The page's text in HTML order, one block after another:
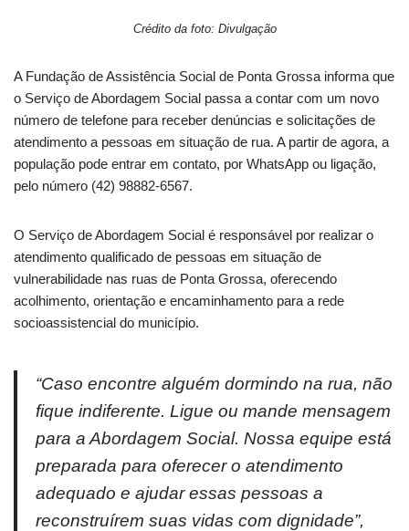
Crédito da foto: Divulgação
A Fundação de Assistência Social de Ponta Grossa informa que
o Serviço de Abordagem Social passa a contar com um novo
número de telefone para receber denúncias e solicitações de
atendimento a pessoas em situação de rua. A partir de agora, a
população pode entrar em contato, por WhatsApp ou ligação,
pelo número (42) 98882-6567.
O Serviço de Abordagem Social é responsável por realizar o
atendimento qualificado de pessoas em situação de
vulnerabilidade nas ruas de Ponta Grossa, oferecendo
acolhimento, orientação e encaminhamento para a rede
socioassistencial do município.
“Caso encontre alguém dormindo na rua, não
fique indiferente. Ligue ou mande mensagem
para a Abordagem Social. Nossa equipe está
preparada para oferecer o atendimento
adequado e ajudar essas pessoas a
reconstruírem suas vidas com dignidade”,